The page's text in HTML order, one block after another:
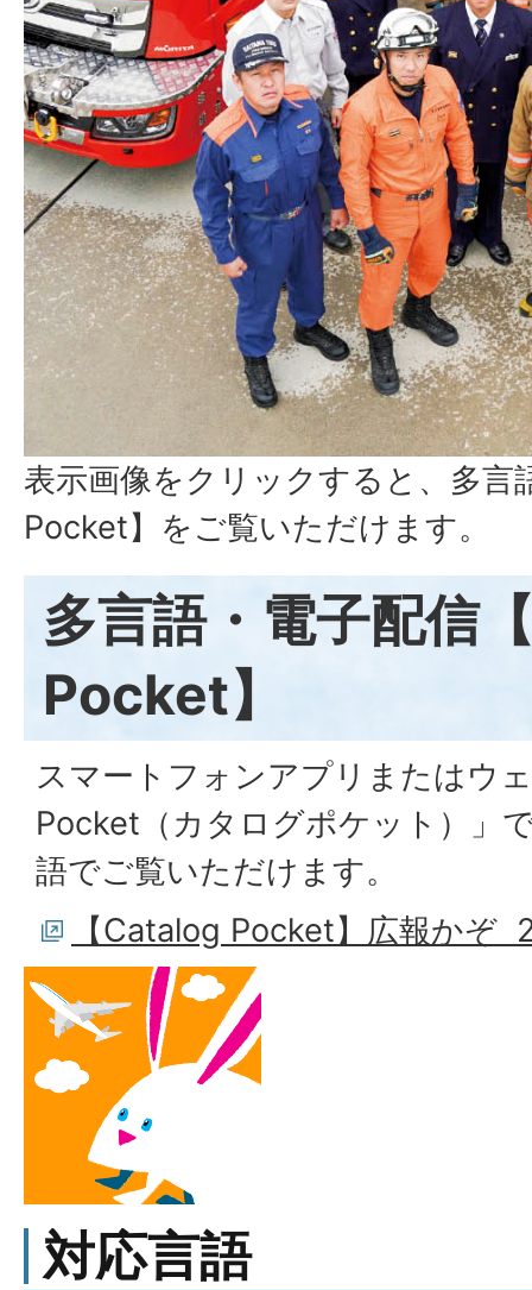
表示画像をクリックすると、多言
Pocket】をご覧いただけます。
多言語・電子配信
Pocket】
スマートフォンアプリまたはウ
Pocket（カタログポケット）」
語でご覧いただけます。
【Catalog Pocket】広報かぞ
対応言語